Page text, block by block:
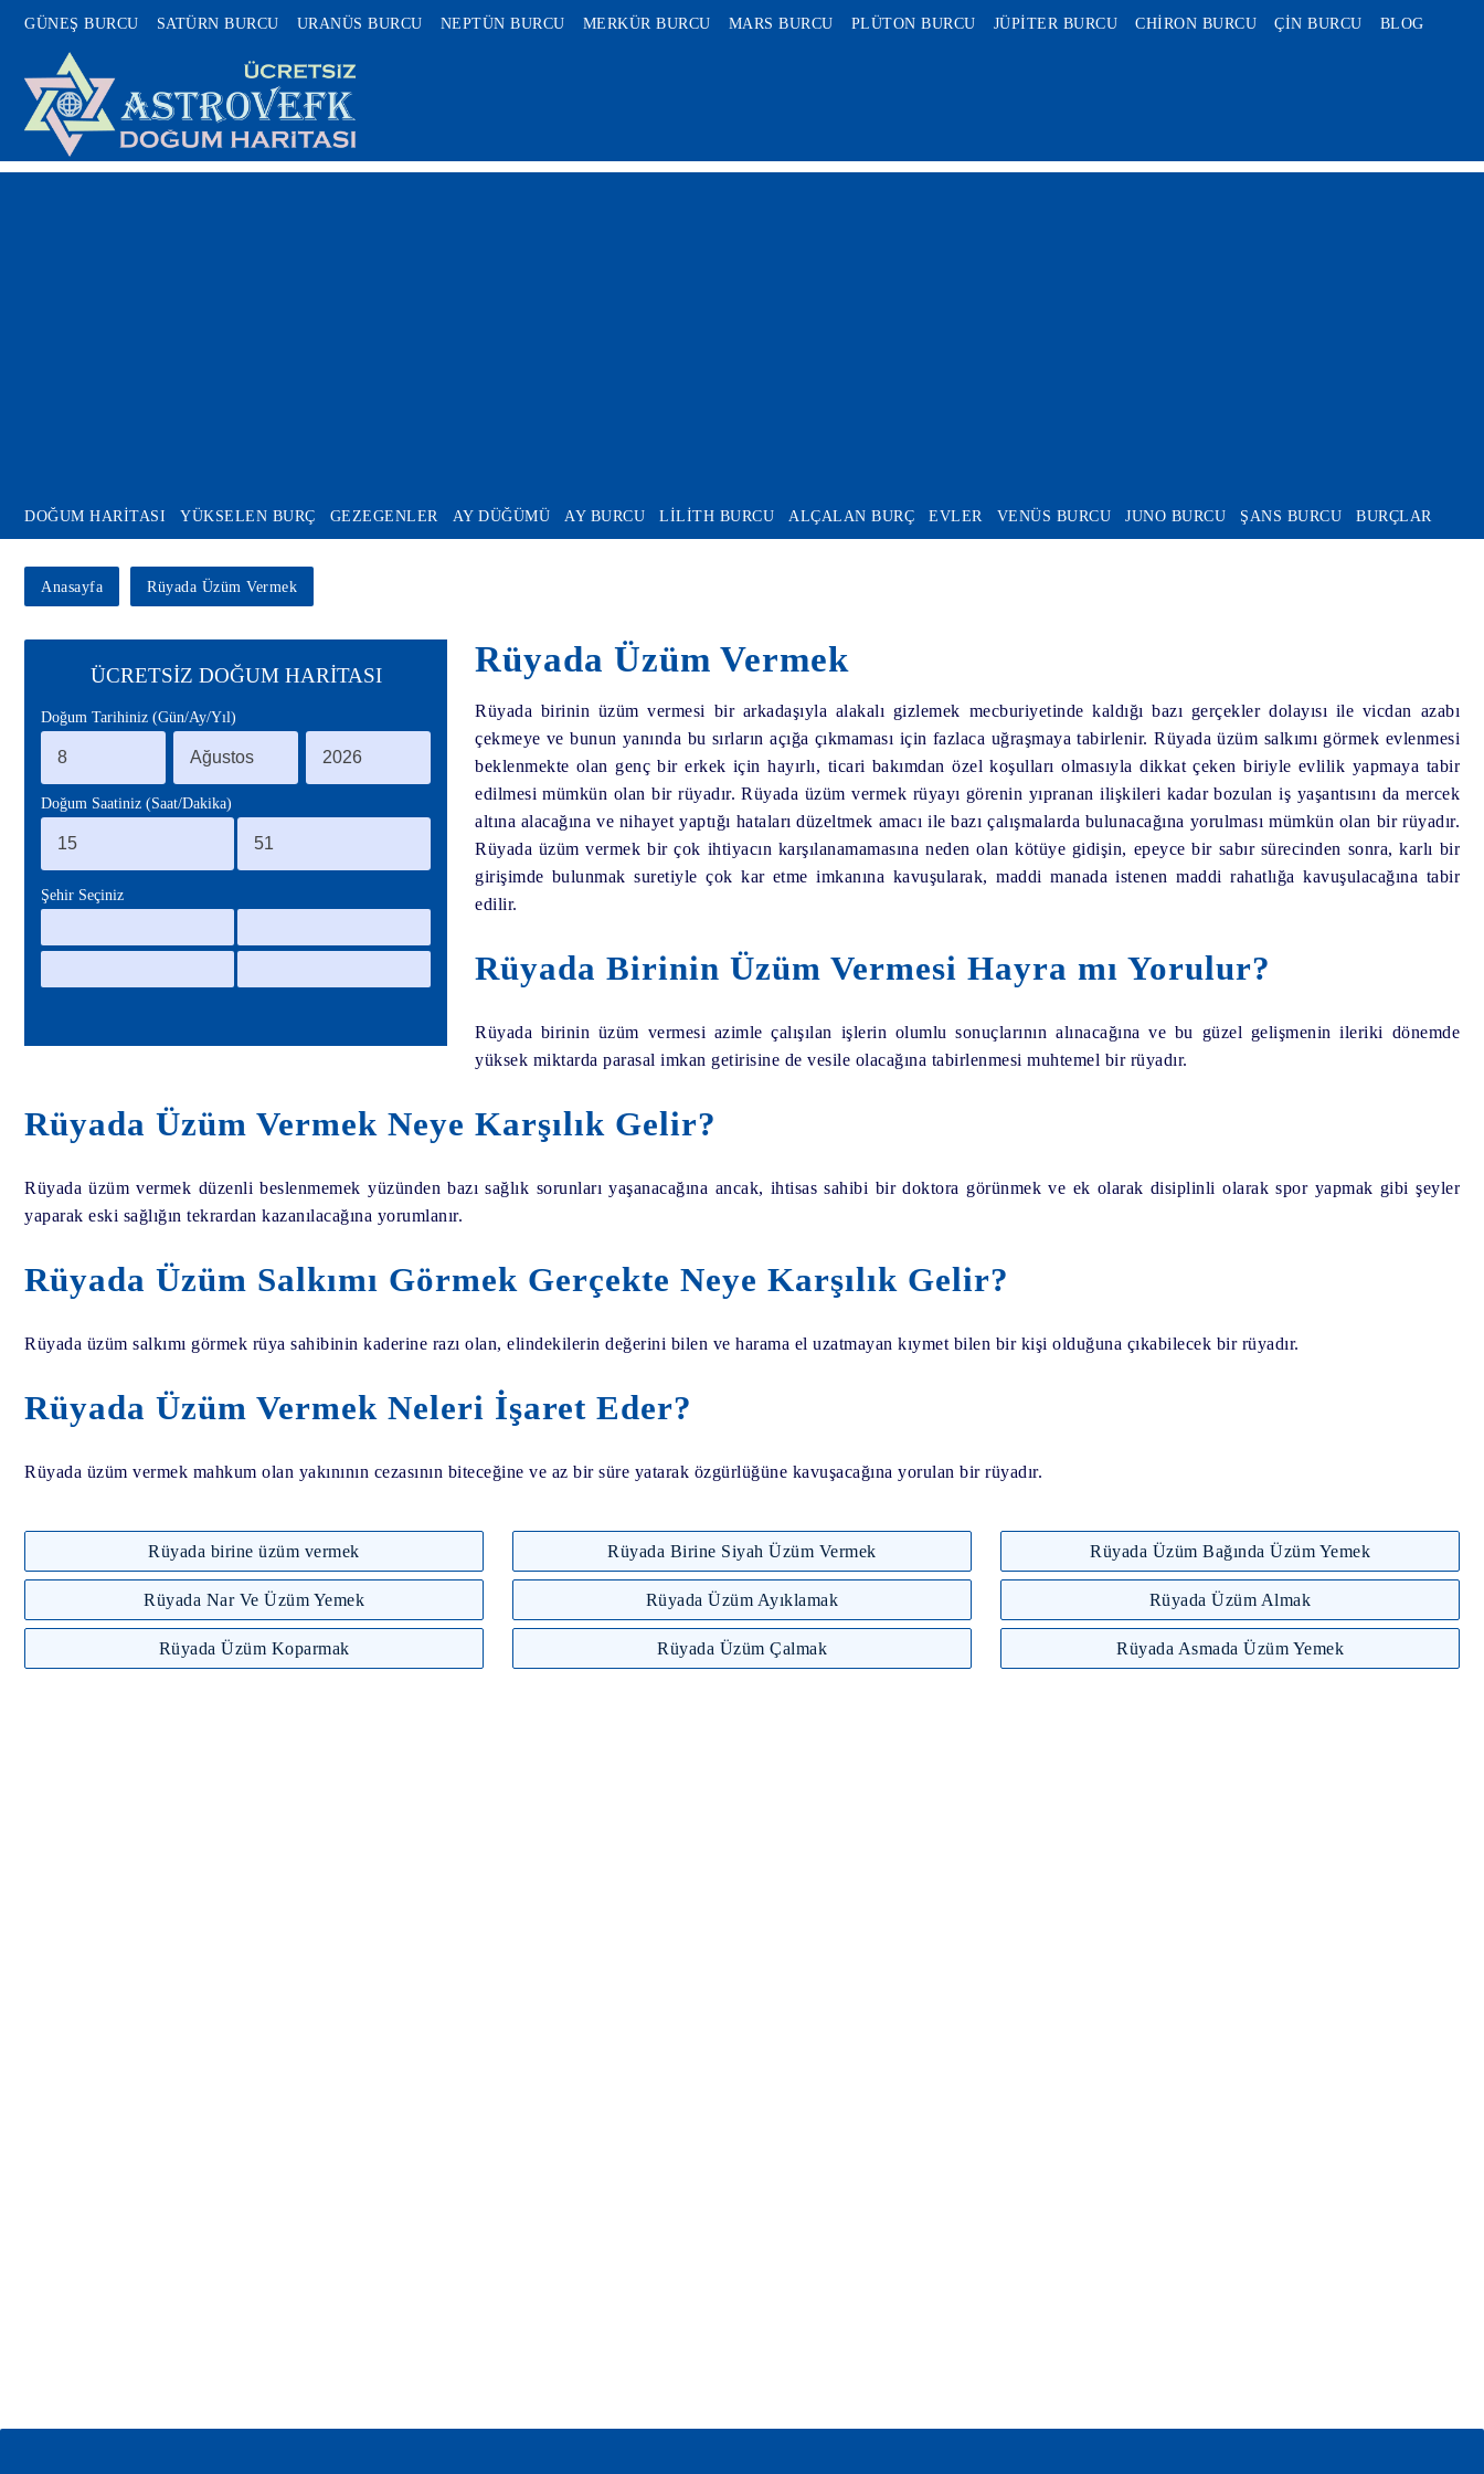
GÜNEŞ BURCU SATÜRN BURCU URANÜS BURCU NEPTÜN BURCU MERKÜR BURCU MARS BURCU PLÜTON BURCU JÜPİTER BURCU CHİRON BURCU ÇİN BURCU BLOG
DOĞUM HARİTASI YÜKSELEN BURÇ GEZEGENLER AY DÜĞÜMÜ AY BURCU LİLİTH BURCU ALÇALAN BURÇ EVLER VENÜS BURCU JUNO BURCU ŞANS BURCU BURÇLAR
Anasayfa Rüyada Üzüm Vermek
ÜCRETSİZ DOĞUM HARİTASI
Doğum Tarihiniz (Gün/Ay/Yıl)
Doğum Saatiniz (Saat/Dakika)
Şehir Seçiniz
Rüyada Üzüm Vermek
Rüyada birinin üzüm vermesi bir arkadaşıyla alakalı gizlemek mecburiyetinde kaldığı bazı gerçekler dolayısı ile vicdan azabı
çekmeye ve bunun yanında bu sırların açığa çıkmaması için fazlaca uğraşmaya tabirlenir. Rüyada üzüm salkımı görmek evlenmesi
beklenmekte olan genç bir erkek için hayırlı, ticari bakımdan özel koşulları olmasıyla dikkat çeken biriyle evlilik yapmaya tabir
edilmesi mümkün olan bir rüyadır.Rüyada üzüm vermek rüyayı görenin yıpranan ilişkileri kadar bozulan iş yaşantısını da mercek
altına alacağına ve nihayet yaptığı hataları düzeltmek amacı ile bazı çalışmalarda bulunacağına yorulması mümkün olan bir rüyadır.
Rüyada üzüm vermek bir çok ihtiyacın karşılanamamasına neden olan kötüye gidişin, epeyce bir sabır sürecinden sonra, karlı bir
girişimde bulunmak suretiyle çok kar etme imkanına kavuşularak, maddi manada istenen maddi rahatlığa kavuşulacağına tabir
edilir.
Rüyada Birinin Üzüm Vermesi Hayra mı Yorulur?
Rüyada birinin üzüm vermesi azimle çalışılan işlerin olumlu sonuçlarının alınacağına ve bu güzel gelişmenin ileriki dönemde
yüksek miktarda parasal imkan getirisine de vesile olacağına tabirlenmesi muhtemel bir rüyadır.
Rüyada Üzüm Vermek Neye Karşılık Gelir?
Rüyada üzüm vermek düzenli beslenmemek yüzünden bazı sağlık sorunları yaşanacağına ancak, ihtisas sahibi bir doktora görünmek ve ek olarak disiplinli olarak spor yapmak gibi şeyler
yaparak eski sağlığın tekrardan kazanılacağına yorumlanır.
Rüyada Üzüm Salkımı Görmek Gerçekte Neye Karşılık Gelir?
Rüyada üzüm salkımı görmek rüya sahibinin kaderine razı olan, elindekilerin değerini bilen ve harama el uzatmayan kıymet bilen bir kişi olduğuna çıkabilecek bir rüyadır.
Rüyada Üzüm Vermek Neleri İşaret Eder?
Rüyada üzüm vermek mahkum olan yakınının cezasının biteceğine ve az bir süre yatarak özgürlüğüne kavuşacağına yorulan bir rüyadır.
Rüyada birine üzüm vermek Rüyada Birine Siyah Üzüm Vermek Rüyada Üzüm Bağında Üzüm Yemek
Rüyada Nar Ve Üzüm Yemek Rüyada Üzüm Ayıklamak Rüyada Üzüm Almak
Rüyada Üzüm Koparmak Rüyada Üzüm Çalmak Rüyada Asmada Üzüm Yemek